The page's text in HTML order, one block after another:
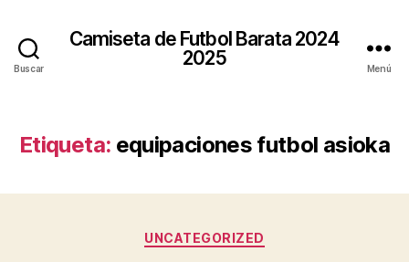
Buscar
Camiseta de Futbol Barata 2024
2025
Menú
Etiqueta: equipaciones futbol asioka
Categorías
UNCATEGORIZED